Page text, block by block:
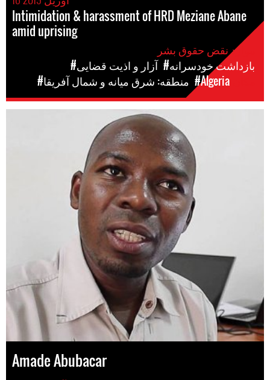
Intimidation & harassment of HRD Meziane Abane
amid uprising
#آزار و اذیت قضایی
#بازداشت خودسرانه
#منطقه: شرق میانه و شمال آفریقا #Algeria
Amade Abubacar